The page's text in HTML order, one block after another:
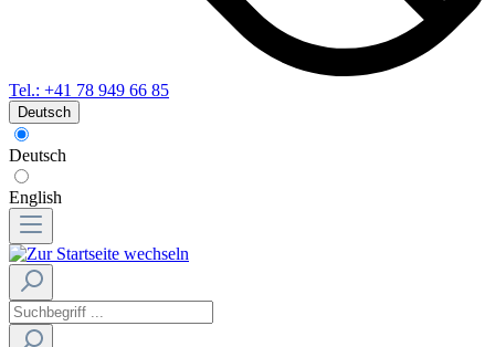
Tel.: +41 78 949 66 85
Deutsch
Deutsch
English